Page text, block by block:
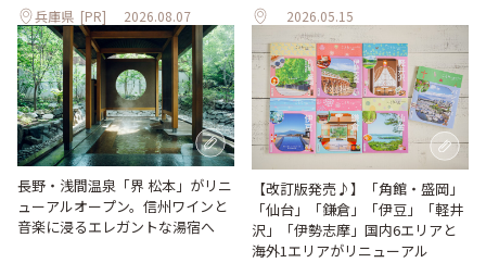
兵庫県 [PR] 2026.08.07 2026.05.15
長野・浅間温泉「界 松本」がリニ
ューアルオープン。信州ワインと
音楽に浸るエレガントな湯宿へ
【改訂版発売♪】「角館・盛岡」
「仙台」「鎌倉」「伊豆」「軽井
沢」「伊勢志摩」国内6エリアと
海外1エリアがリニューアル